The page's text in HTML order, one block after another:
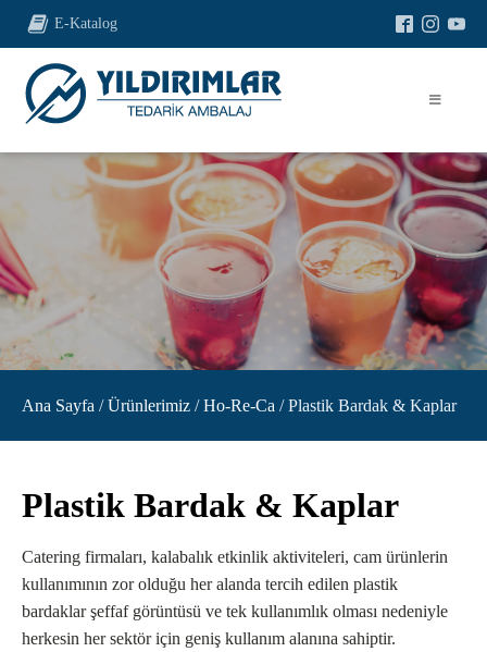
E-Katalog
Ana Sayfa /Ürünlerimiz /Ho-Re-Ca / Plastik Bardak & Kaplar
Plastik Bardak & Kaplar
Catering firmaları, kalabalık etkinlik aktiviteleri, cam ürünlerin
kullanımının zor olduğu her alanda tercih edilen plastik
bardaklar şeffaf görüntüsü ve tek kullanımlık olması nedeniyle
herkesin her sektör için geniş kullanım alanına sahiptir.